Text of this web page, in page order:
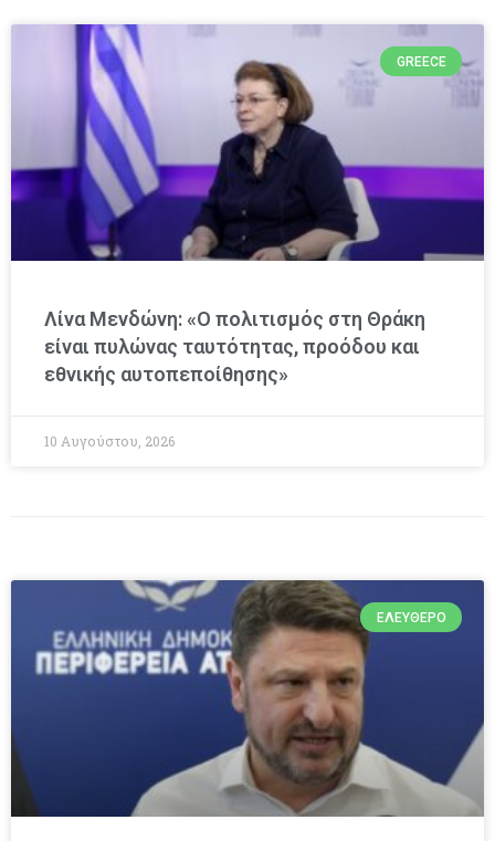
GREECE
Λίνα Μενδώνη: «Ο πολιτισμός στη Θράκη
είναι πυλώνας ταυτότητας, προόδου και
εθνικής αυτοπεποίθησης»
10 Αυγούστου, 2026
ΕΛΕΎΘΕΡΟ